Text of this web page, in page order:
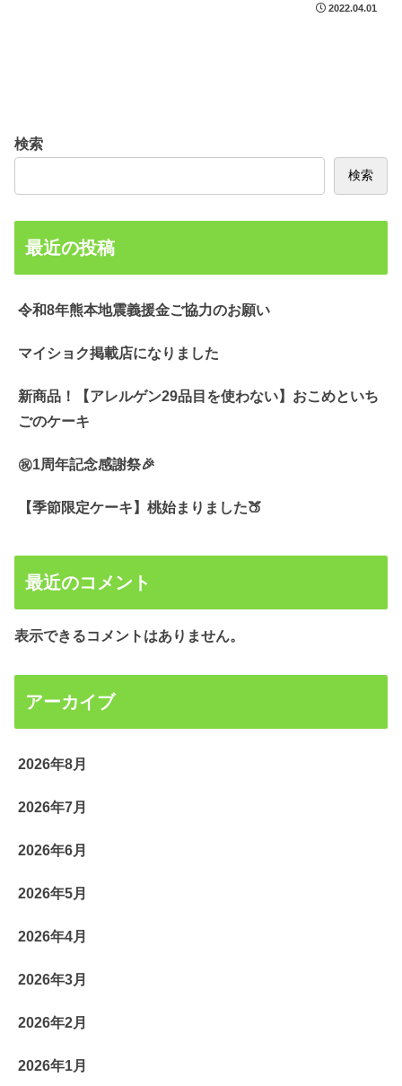
2022.04.01
検索
検索
最近の投稿
令和8年熊本地震義援金ご協力のお願い
マイショク掲載店になりました
新商品！【アレルゲン29品目を使わない】おこめといち
ごのケーキ
㊗️1周年記念感謝祭🎉
【季節限定ケーキ】桃始まりました🍑
最近のコメント
表示できるコメントはありません。
アーカイブ
2026年8月
2026年7月
2026年6月
2026年5月
2026年4月
2026年3月
2026年2月
2026年1月